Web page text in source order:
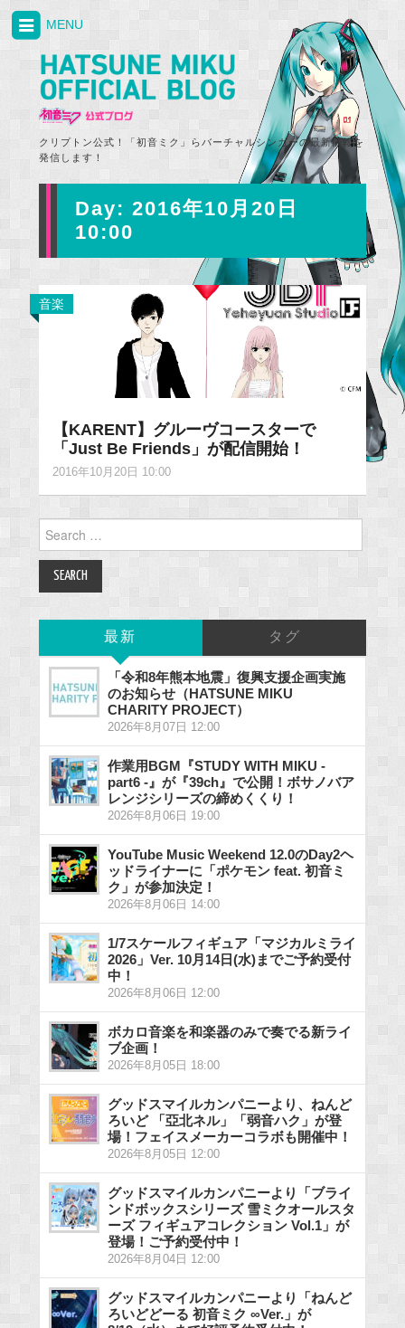
クリプトン公式！「初音ミク」らバーチャルシンガーの最新情報を
発信します！
MENU
Day: 2016年10月20日
10:00
音楽
【KARENT】グルーヴコースターで
「Just Be Friends」が配信開始！
2016年10月20日 10:00
for:
最新 タグ
「令和8年熊本地震」復興支援企画実施
のお知らせ（HATSUNE MIKU
CHARITY PROJECT）
2026年8月07日 12:00
作業用BGM『STUDY WITH MIKU -
part6 -』が『39ch』で公開！ボサノバア
レンジシリーズの締めくくり！
2026年8月06日 19:00
YouTube Music Weekend 12.0のDay2ヘ
ッドライナーに「ポケモン feat. 初音ミ
ク」が参加決定！
2026年8月06日 14:00
1/7スケールフィギュア「マジカルミライ
2026」Ver. 10月14日(水)までご予約受付
中！
2026年8月06日 12:00
ボカロ音楽を和楽器のみで奏でる新ライ
ブ企画！
2026年8月05日 18:00
グッドスマイルカンパニーより、ねんど
ろいど 「亞北ネル」「弱音ハク」が登
場！フェイスメーカーコラボも開催中！
2026年8月05日 12:00
グッドスマイルカンパニーより「ブライ
ンドボックスシリーズ 雪ミクオールスタ
ーズ フィギュアコレクション Vol.1」が
登場！ご予約受付中！
2026年8月04日 12:00
グッドスマイルカンパニーより「ねんど
ろいどどーる 初音ミク ∞Ver.」が